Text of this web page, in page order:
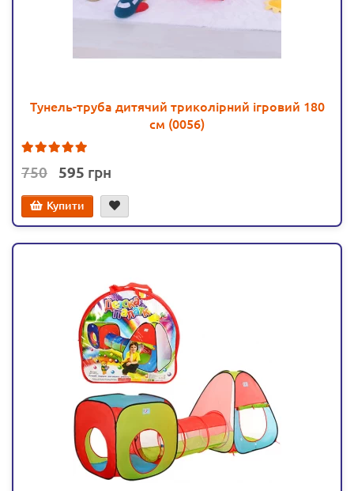
Тунель-труба дитячий триколірний ігровий 180
см (0056)
750 595
Купити